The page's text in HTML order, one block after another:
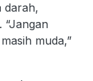
darah,
muda,”